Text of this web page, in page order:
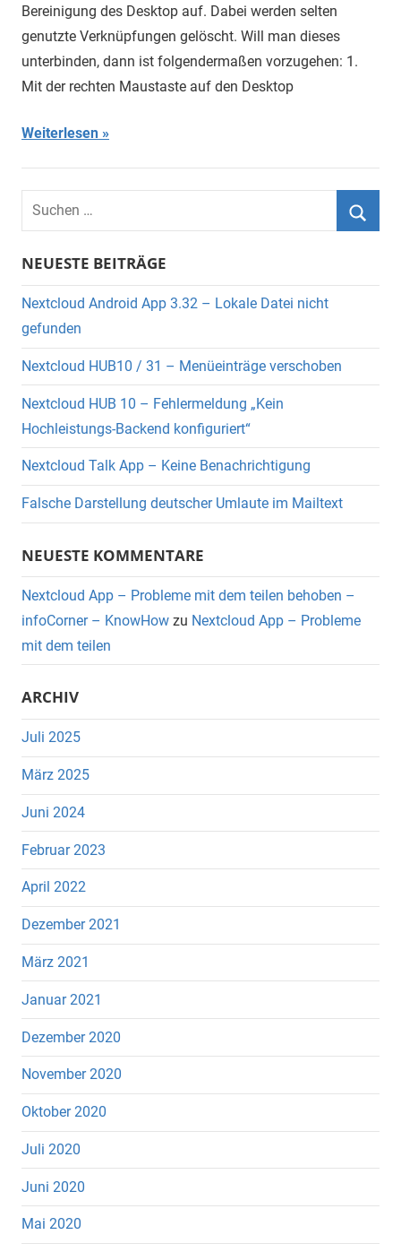
Bereinigung des Desktop auf. Dabei werden selten
genutzte Verknüpfungen gelöscht. Will man dieses
unterbinden, dann ist folgendermaßen vorzugehen: 1.
Mit der rechten Maustaste auf den Desktop
Weiterlesen
Suchen
nach:
NEUESTE BEITRÄGE
Nextcloud Android App 3.32 – Lokale Datei nicht
gefunden
Nextcloud HUB10 / 31 – Menüeinträge verschoben
Nextcloud HUB 10 – Fehlermeldung „Kein
Hochleistungs-Backend konfiguriert“
Nextcloud Talk App – Keine Benachrichtigung
Falsche Darstellung deutscher Umlaute im Mailtext
NEUESTE KOMMENTARE
Nextcloud App – Probleme mit dem teilen behoben –
infoCorner – KnowHow zu Nextcloud App – Probleme
mit dem teilen
ARCHIV
Juli 2025
März 2025
Juni 2024
Februar 2023
April 2022
Dezember 2021
März 2021
Januar 2021
Dezember 2020
November 2020
Oktober 2020
Juli 2020
Juni 2020
Mai 2020